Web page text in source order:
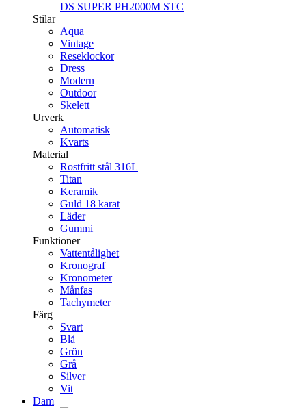
DS SUPER PH2000M STC
Stilar
Aqua
Vintage
Reseklockor
Dress
Modern
Outdoor
Skelett
Urverk
Automatisk
Kvarts
Material
Rostfritt stål 316L
Titan
Keramik
Guld 18 karat
Läder
Gummi
Funktioner
Vattentålighet
Kronograf
Kronometer
Månfas
Tachymeter
Färg
Svart
Blå
Grön
Grå
Silver
Vit
Dam